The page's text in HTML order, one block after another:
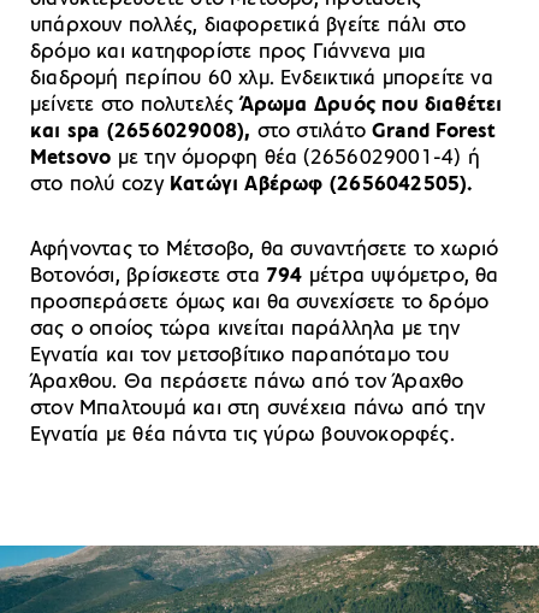
υπάρχουν πολλές, διαφορετικά βγείτε πάλι στο
δρόμο και κατηφορίστε προς Γιάννενα μια
διαδρομή περίπου 60 χλμ. Ενδεικτικά μπορείτε να
μείνετε στο πολυτελές Άρωμα Δρυός που διαθέτει
και spa (2656029008), στο στιλάτοGrand Forest
Metsovo με την όμορφη θέα (2656029001-4) ή
στο πολύ cozyΚατώγι Αβέρωφ (2656042505).
Αφήνοντας το Μέτσοβο, θα συναντήσετε το χωριό
Βοτονόσι, βρίσκεστε στα 794 μέτρα υψόμετρο, θα
προσπεράσετε όμως και θα συνεχίσετε το δρόμο
σας ο οποίος τώρα κινείται παράλληλα με την
Εγνατία και τον μετσοβίτικο παραπόταμο του
Άραχθου. Θα περάσετε πάνω από τον Άραχθο
στον Μπαλτουμά και στη συνέχεια πάνω από την
Εγνατία με θέα πάντα τις γύρω βουνοκορφές.